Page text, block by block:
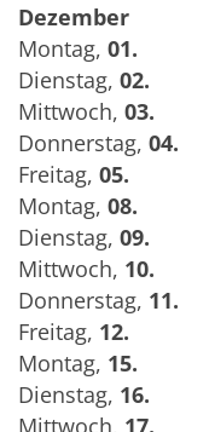
Dezember
Montag, 01.
Dienstag, 02.
Mittwoch, 03.
Donnerstag, 04.
Freitag, 05.
Montag, 08.
Dienstag, 09.
Mittwoch, 10.
Donnerstag, 11.
Freitag, 12.
Montag, 15.
Dienstag, 16.
Mittwoch, 17.